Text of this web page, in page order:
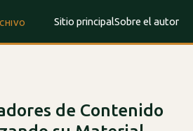
Sitio principalSobre el autor
de Contenido